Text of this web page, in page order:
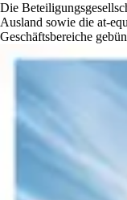
Die
Ausland sowie die at-
Geschäftsbereiche